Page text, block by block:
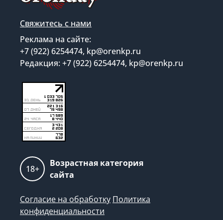
Свяжитесь с нами
Реклама на сайте:
+7 (922) 6254474, kp@orenkp.ru
Редакция: +7 (922) 6254474, kp@orenkp.ru
18+
Возрастная категория
сайта
Согласие на обработку Политика
конфиденциальности